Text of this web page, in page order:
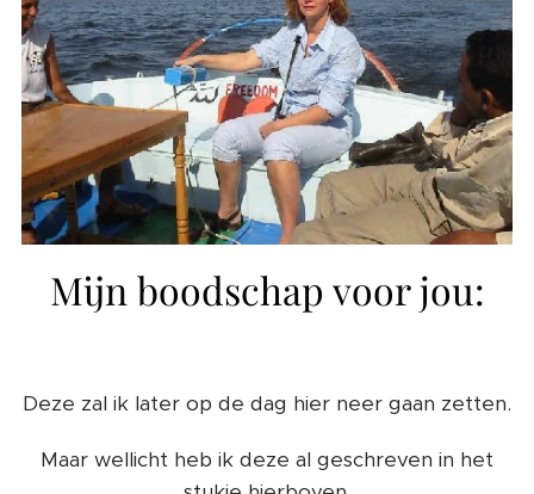
Mijn boodschap voor jou:
Deze zal ik later op de dag hier neer gaan zetten.
Maar wellicht heb ik deze al geschreven in het